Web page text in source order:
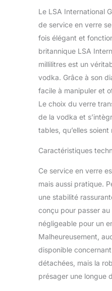
Le LSA International
de service en verre
fois élégant et
britannique LSA
millilitres est un
vodka. Grâce à son
facile à manipuler et
Le choix du verre
de la vodka et
tables, qu’elles
Caractéristiques
Ce service en verre
mais aussi pratique.
une stabilité
conçu pour passer
négligeable pour un
Malheureusement,
disponible
détachées, mais la
présager une longue